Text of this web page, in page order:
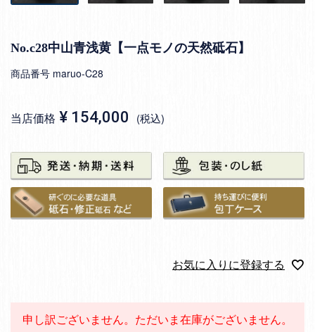
No.c28中山青浅黄【一点モノの天然砥石】
商品番号 maruo-C28
当店価格 ¥ 154,000 税込
お気に入りに登録する
申し訳ございません。ただいま在庫がございません。